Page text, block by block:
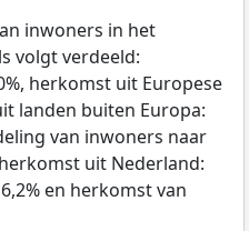
inwoners in het
volgt verdeeld:
herkomst uit Europese
landen buiten Europa:
van inwoners naar
uit Nederland:
en herkomst van